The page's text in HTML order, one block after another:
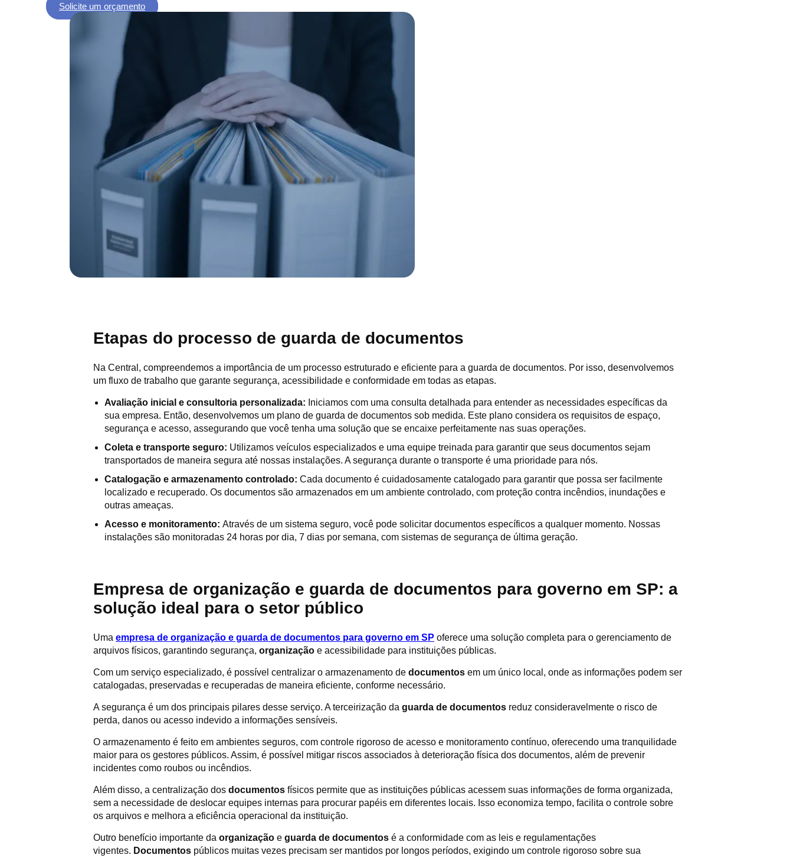
Solicite um orçamento
Etapas do processo de guarda de documentos
Na Central, compreendemos a importância de um processo estruturado e eficiente para a guarda de documentos. Por isso, desenvolvemos
um fluxo de trabalho que garante segurança, acessibilidade e conformidade em todas as etapas.
Avaliação inicial e consultoria personalizada: Iniciamos com uma consulta detalhada para entender as necessidades específicas da
sua empresa. Então, desenvolvemos um plano de guarda de documentos sob medida. Este plano considera os requisitos de espaço,
segurança e acesso, assegurando que você tenha uma solução que se encaixe perfeitamente nas suas operações.
Coleta e transporte seguro: Utilizamos veículos especializados e uma equipe treinada para garantir que seus documentos sejam
transportados de maneira segura até nossas instalações. A segurança durante o transporte é uma prioridade para nós.
Catalogação e armazenamento controlado: Cada documento é cuidadosamente catalogado para garantir que possa ser facilmente
localizado e recuperado. Os documentos são armazenados em um ambiente controlado, com proteção contra incêndios, inundações e
outras ameaças.
Acesso e monitoramento: Através de um sistema seguro, você pode solicitar documentos específicos a qualquer momento. Nossas
instalações são monitoradas 24 horas por dia, 7 dias por semana, com sistemas de segurança de última geração.
Empresa de organização e guarda de documentos para governo em SP: a
solução ideal para o setor público
Uma empresa de organização e guarda de documentos para governo em SP oferece uma solução completa para o gerenciamento de
arquivos físicos, garantindo segurança, organização e acessibilidade para instituições públicas.
Com um serviço especializado, é possível centralizar o armazenamento de documentos em um único local, onde as informações podem ser
catalogadas, preservadas e recuperadas de maneira eficiente, conforme necessário.
A segurança é um dos principais pilares desse serviço. A terceirização da guarda de documentos reduz consideravelmente o risco de
perda, danos ou acesso indevido a informações sensíveis.
O armazenamento é feito em ambientes seguros, com controle rigoroso de acesso e monitoramento contínuo, oferecendo uma tranquilidade
maior para os gestores públicos. Assim, é possível mitigar riscos associados à deterioração física dos documentos, além de prevenir
incidentes como roubos ou incêndios.
Além disso, a centralização dos documentos físicos permite que as instituições públicas acessem suas informações de forma organizada,
sem a necessidade de deslocar equipes internas para procurar papéis em diferentes locais. Isso economiza tempo, facilita o controle sobre
os arquivos e melhora a eficiência operacional da instituição.
Outro benefício importante da organização e guarda de documentos é a conformidade com as leis e regulamentações
vigentes. Documentos públicos muitas vezes precisam ser mantidos por longos períodos, exigindo um controle rigoroso sobre sua